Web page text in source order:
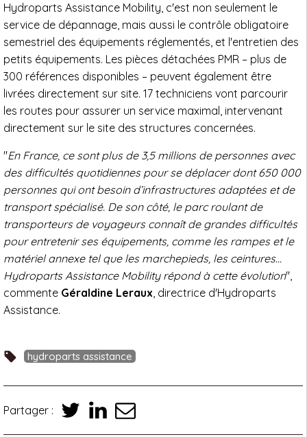
Hydroparts Assistance Mobility, c'est non seulement le
service de dépannage, mais aussi le contrôle obligatoire
semestriel des équipements réglementés, et l'entretien des
petits équipements. Les pièces détachées PMR – plus de
300 références disponibles – peuvent également être
livrées directement sur site. 17 techniciens vont parcourir
les routes pour assurer un service maximal, intervenant
directement sur le site des structures concernées.
"En France, ce sont plus de 3,5 millions de personnes avec
des difficultés quotidiennes pour se déplacer dont 650 000
personnes qui ont besoin d’infrastructures adaptées et de
transport spécialisé. De son côté, le parc roulant de
transporteurs de voyageurs connaît de grandes difficultés
pour entretenir ses équipements, comme les rampes et le
matériel annexe tel que les marchepieds, les ceintures...
Hydroparts Assistance Mobility répond à cette évolution",
commente Géraldine Leraux, directrice d'Hydroparts
Assistance.
hydroparts assistance
Partager :